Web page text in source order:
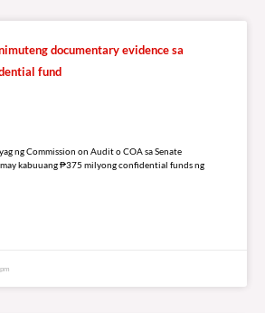
documentary evidence sa
fund
ng Commission on Audit o COA sa Senate
kabuuang ₱375 milyong confidential funds ng